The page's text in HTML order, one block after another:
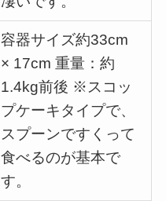
容器サイズ約33cm
× 17cm 重量：約
1.4kg前後 ※スコッ
プケーキタイプで、
スプーンですくって
食べるのが基本で
す。